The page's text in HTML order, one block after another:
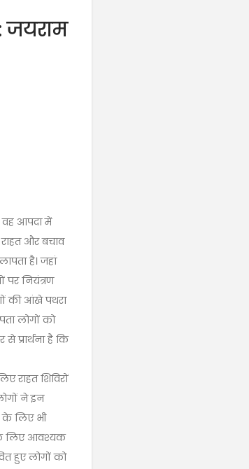
जयराम
वह आपदा में
और बचाव
है। जहां
पर नियंत्रण
की आंखे पथरा
लोगों को
प्रार्थना है कि
राहत शिविरों
ने इन
के लिए भी
लिए आवश्यक
हुए लोगों को